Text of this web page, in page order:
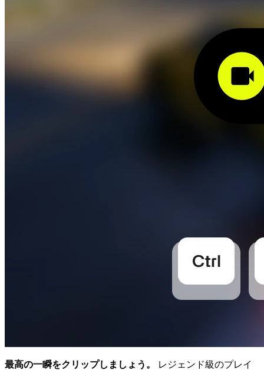
最高の一瞬をクリップしましょう。
レジェンド級のプレイ